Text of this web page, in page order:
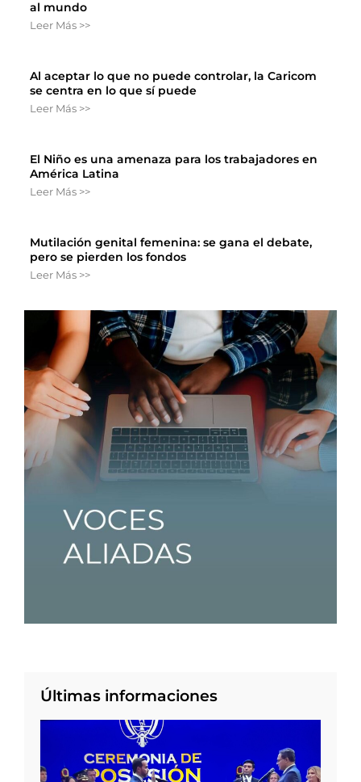
al mundo
Leer Más >>
Al aceptar lo que no puede controlar, la Caricom
se centra en lo que sí puede
Leer Más >>
El Niño es una amenaza para los trabajadores en
América Latina
Leer Más >>
Mutilación genital femenina: se gana el debate,
pero se pierden los fondos
Leer Más >>
Últimas informaciones